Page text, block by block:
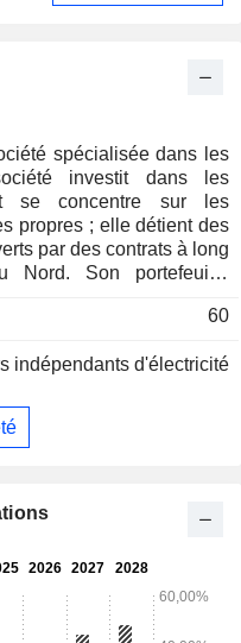
spécialisée dans les
investit dans les
se concentre sur les
propres ; elle détient des
par des contrats à long
Nord. Son portefeuille
9 GW d'énergie
de production
Ses installations en
El Segundo, GenConn
Avenal, Avra Valley,
South, et d’autres. Ses
et d’autres.
60
indépendants d'électricité